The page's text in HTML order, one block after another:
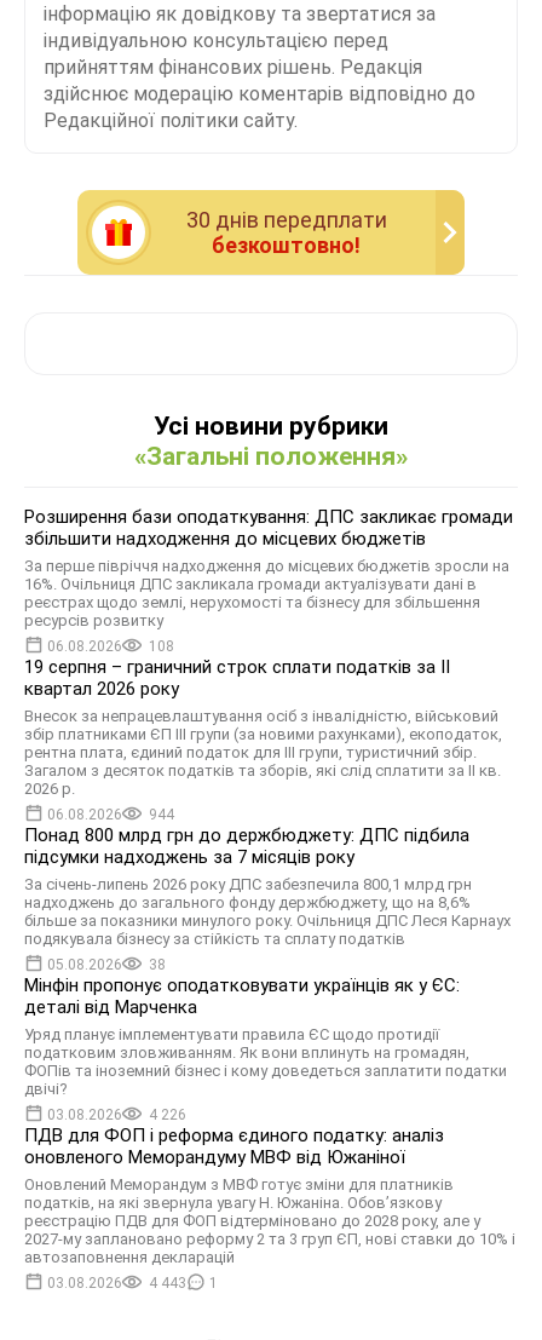
інформацію як довідкову та звертатися за
індивідуальною консультацією перед
прийняттям фінансових рішень. Редакція
здійснює модерацію коментарів відповідно до
Редакційної політики сайту.
30 днiв передплати
безкоштовно!
Усі новини рубрики
«Загальні положення»
Розширення бази оподаткування: ДПС закликає громади
збільшити надходження до місцевих бюджетів
За перше півріччя надходження до місцевих бюджетів зросли на
16%. Очільниця ДПС закликала громади актуалізувати дані в
реєстрах щодо землі, нерухомості та бізнесу для збільшення
ресурсів розвитку
06.08.2026 108
19 серпня – граничний строк сплати податків за ІI
квартал 2026 року
Внесок за непрацевлаштування осіб з інвалідністю, військовий
збір платниками ЄП ІІІ групи (за новими рахунками), екоподаток,
рентна плата, єдиний податок для III групи, туристичний збір.
Загалом з десяток податків та зборів, які слід сплатити за ІI кв.
2026 р.
06.08.2026 944
Понад 800 млрд грн до держбюджету: ДПС підбила
підсумки надходжень за 7 місяців року
За січень-липень 2026 року ДПС забезпечила 800,1 млрд грн
надходжень до загального фонду держбюджету, що на 8,6%
більше за показники минулого року. Очільниця ДПС Леся Карнаух
подякувала бізнесу за стійкість та сплату податків
05.08.2026 38
Мінфін пропонує оподатковувати українців як у ЄС:
деталі від Марченка
Уряд планує імплементувати правила ЄС щодо протидії
податковим зловживанням. Як вони вплинуть на громадян,
ФОПів та іноземний бізнес і кому доведеться заплатити податки
двічі?
03.08.2026 4 226
ПДВ для ФОП і реформа єдиного податку: аналіз
оновленого Меморандуму МВФ від Южаніної
Оновлений Меморандум з МВФ готує зміни для платників
податків, на які звернула увагу Н. Южаніна. Обов’язкову
реєстрацію ПДВ для ФОП відтерміновано до 2028 року, але у
2027-му заплановано реформу 2 та 3 груп ЄП, нові ставки до 10% і
автозаповнення декларацій
03.08.2026 4 443 1